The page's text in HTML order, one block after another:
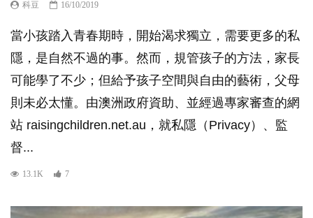
科豆 16/10/2019
當小孩踏入青春期時，開始渴求獨立，需要更多的私
隱，是自然不過的事。然而，規管孩子的方法，家長
可能學了不少；但給予孩子空間與自由的藝術，父母
則未必太懂。由澳洲政府資助、並經過專家審查的網
站 raisingchildren.net.au，就私隱（Privacy）、監
督...
13.1K 7